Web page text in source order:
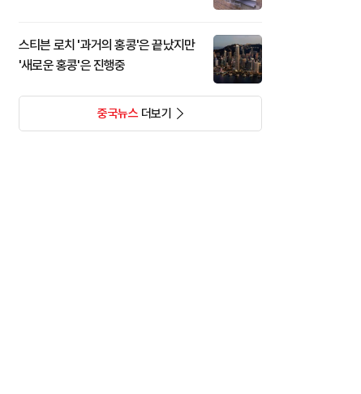
스티븐 로치 '과거의 홍콩'은 끝났지만
'새로운 홍콩'은 진행중
중국뉴스더보기